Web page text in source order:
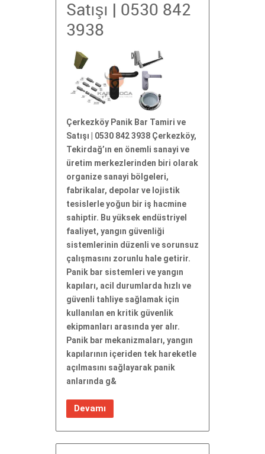
Satışı | 0530 842
3938
Çerkezköy Panik Bar Tamiri ve
Satışı | 0530 842 3938 Çerkezköy,
Tekirdağ’ın en önemli sanayi ve
üretim merkezlerinden biri olarak
organize sanayi bölgeleri,
fabrikalar, depolar ve lojistik
tesislerle yoğun bir iş hacmine
sahiptir. Bu yüksek endüstriyel
faaliyet, yangın güvenliği
sistemlerinin düzenli ve sorunsuz
çalışmasını zorunlu hale getirir.
Panik bar sistemleri ve yangın
kapıları, acil durumlarda hızlı ve
güvenli tahliye sağlamak için
kullanılan en kritik güvenlik
ekipmanları arasında yer alır.
Panik bar mekanizmaları, yangın
kapılarının içeriden tek hareketle
açılmasını sağlayarak panik
anlarında g&
Devamı